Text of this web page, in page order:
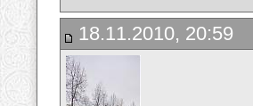
18.11.2010, 20:59